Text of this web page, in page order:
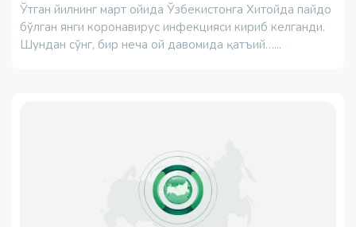
Ўтган йилнинг март ойида Ўзбекистонга Хитойда пайдо
бўлган янги коронавирус инфекцияси кириб келганди.
Шундан сўнг, бир неча ой давомида қатъий…...